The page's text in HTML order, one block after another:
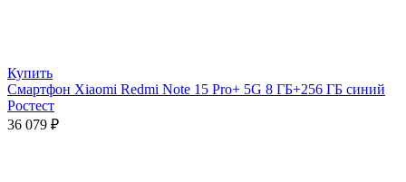
Купить
Смартфон Xiaomi Redmi Note 15 Pro+ 5G 8 ГБ+256 ГБ синий
Ростест
36 079 ₽